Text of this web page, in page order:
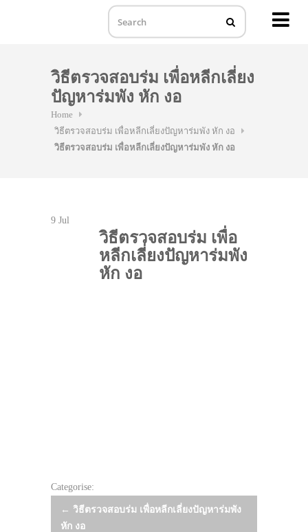
วิธีตรวจสอบร่ม เพื่อหลีกเลี่ยง
ปัญหาร่มพัง หัก งอ
Home
วิธีตรวจสอบร่ม เพื่อหลีกเลี่ยงปัญหาร่มพัง หัก งอ
วิธีตรวจสอบร่ม เพื่อหลีกเลี่ยงปัญหาร่มพัง หัก งอ
9 Jul
วิธีตรวจสอบร่ม เพื่อ
หลีกเลี่ยงปัญหาร่มพัง
หัก งอ
Categorise:
Post
← วิธีตรวจสอบร่ม เพื่อหลีกเลี่ยงปัญหาร่มพัง
หัก งอ